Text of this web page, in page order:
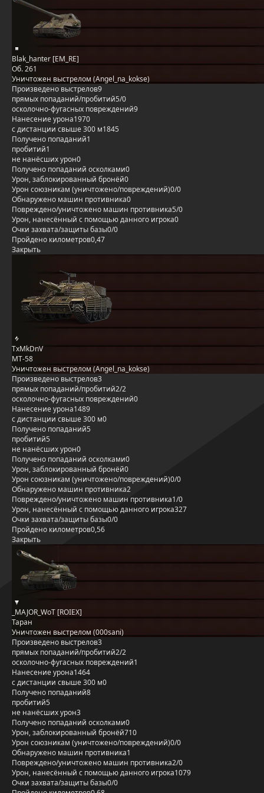
Blak_hanter [EM_RE]
Об. 261
Уничтожен выстрелом (Angel_na_kokse)
Произведено выстрелов9
прямых попаданий/пробитий5/0
осколочно-фугасных повреждений9
Нанесение урона1970
с дистанции свыше 300 м1845
Получено попаданий1
пробитий1
не нанёсших урон0
Получено попаданий осколками0
Урон, заблокированный бронёй0
Урон союзникам (уничтожено/повреждений)0/0
Обнаружено машин противника0
Повреждено/уничтожено машин противника5/0
Урон, нанесённый с помощью данного игрока0
Очки захвата/защиты базы0/0
Пройдено километров0,47
Закрыть
TxMkDnV
MT-58
Уничтожен выстрелом (Angel_na_kokse)
Произведено выстрелов3
прямых попаданий/пробитий2/2
осколочно-фугасных повреждений0
Нанесение урона1489
с дистанции свыше 300 м0
Получено попаданий5
пробитий5
не нанёсших урон0
Получено попаданий осколками0
Урон, заблокированный бронёй0
Урон союзникам (уничтожено/повреждений)0/0
Обнаружено машин противника2
Повреждено/уничтожено машин противника1/0
Урон, нанесённый с помощью данного игрока327
Очки захвата/защиты базы0/0
Пройдено километров0,56
Закрыть
_MAJOR_WoT [ROIEX]
Таран
Уничтожен выстрелом (000sani)
Произведено выстрелов3
прямых попаданий/пробитий2/2
осколочно-фугасных повреждений1
Нанесение урона1464
с дистанции свыше 300 м0
Получено попаданий8
пробитий5
не нанёсших урон3
Получено попаданий осколками0
Урон, заблокированный бронёй710
Урон союзникам (уничтожено/повреждений)0/0
Обнаружено машин противника1
Повреждено/уничтожено машин противника2/0
Урон, нанесённый с помощью данного игрока1079
Очки захвата/защиты базы0/0